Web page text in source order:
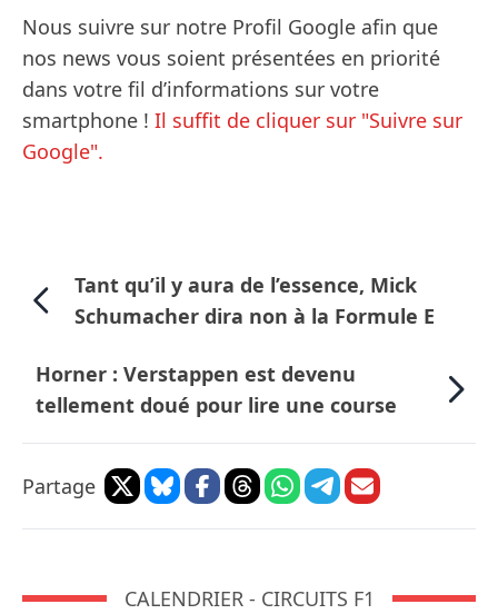
Nous suivre sur notre Profil Google afin que
nos news vous soient présentées en priorité
dans votre fil d’informations sur votre
smartphone ! Il suffit de cliquer sur "Suivre sur
Google".
Tant qu’il y aura de l’essence, Mick
Schumacher dira non à la Formule E
Horner : Verstappen est devenu
tellement doué pour lire une course
Partage
CALENDRIER - CIRCUITS F1